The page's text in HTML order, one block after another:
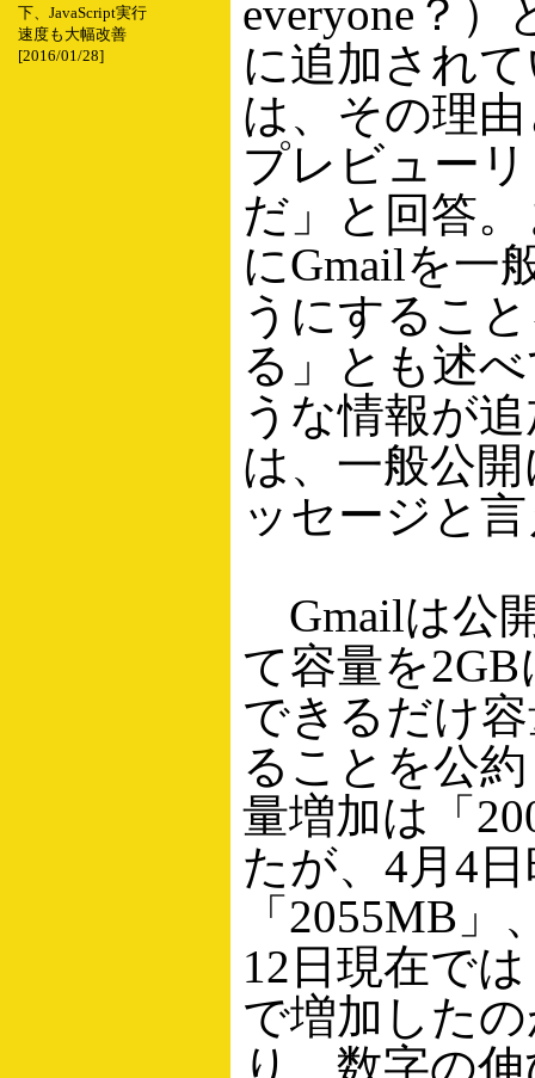
下、JavaScript実行
速度も大幅改善
[2016/01/28]
everyone？
に追加され
は、その理
プレビュー
だ」と回答
にGmailを一
うにするこ
る」とも述
うな情報が
は、一般公
ッセージと
Gmailは公
て容量を
できるだけ
ることを公
量増加は「
たが、4月4
「2055MB
12日現在で
で増加した
り、数字の